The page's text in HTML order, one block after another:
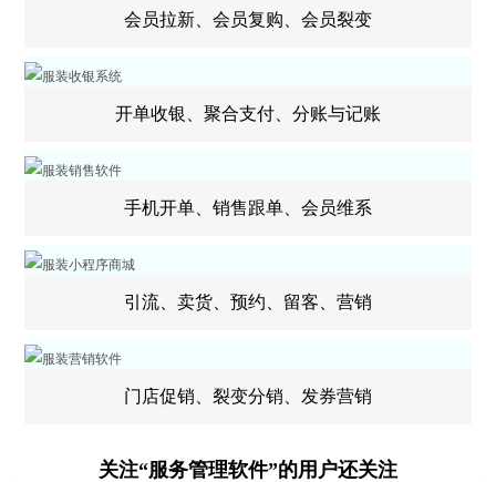
会员拉新、会员复购、会员裂变
开单收银、聚合支付、分账与记账
手机开单、销售跟单、会员维系
引流、卖货、预约、留客、营销
门店促销、裂变分销、发券营销
关注“服务管理软件”的用户还关注